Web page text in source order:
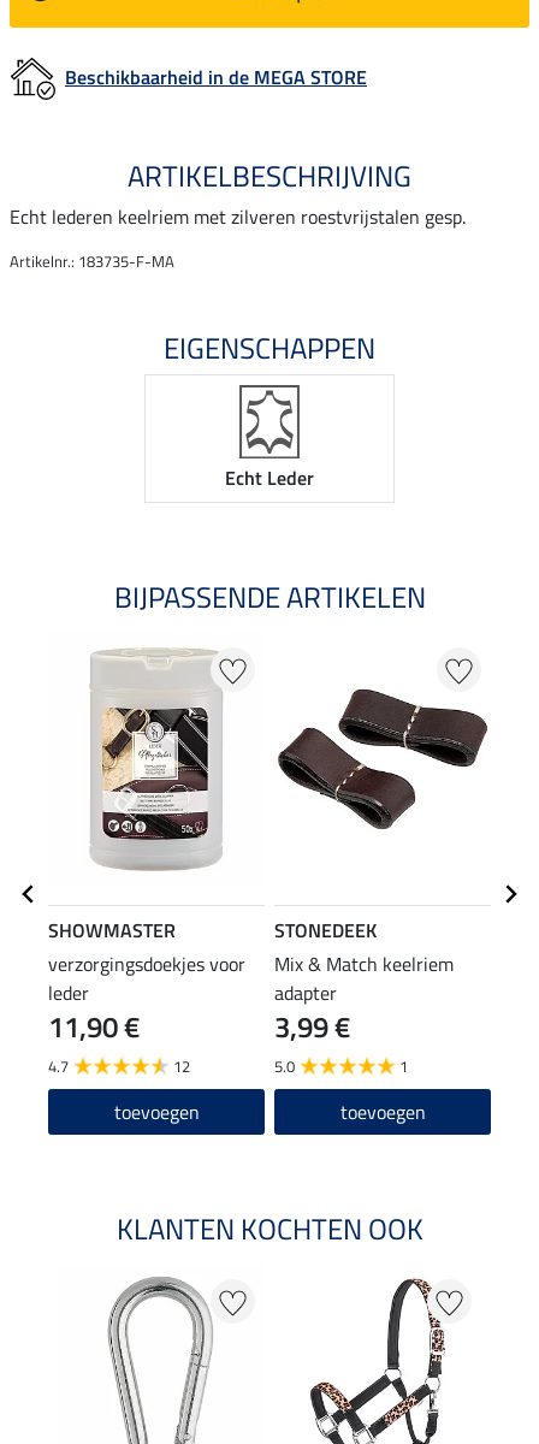
Beschikbaarheid in de MEGA STORE
ARTIKELBESCHRIJVING
Echt lederen keelriem met zilveren roestvrijstalen gesp.
Artikelnr.: 183735-F-MA
EIGENSCHAPPEN
Echt Leder
BIJPASSENDE ARTIKELEN
SHOWMASTER
verzorgingsdoekjes voor
leder
11,90 €
4.7 12
toevoegen
STONEDEEK
Mix & Match keelriem
adapter
3,99 €
5.0 1
toevoegen
KLANTEN KOCHTEN OOK